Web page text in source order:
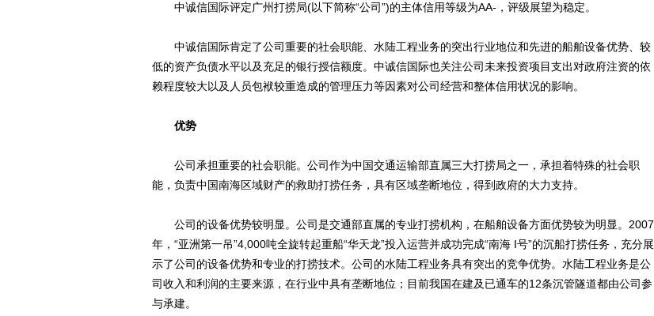
中诚信国际评定广州打捞局(以下简称“公司”)的主体信用等级为AA-，评级展望为稳定。
中诚信国际肯定了公司重要的社会职能、水陆工程业务的突出行业地位和先进的船舶设备优势、较
低的资产负债水平以及充足的银行授信额度。中诚信国际也关注公司未来投资项目支出对政府注资的依
赖程度较大以及人员包袱较重造成的管理压力等因素对公司经营和整体信用状况的影响。
优势
公司承担重要的社会职能。公司作为中国交通运输部直属三大打捞局之一，承担着特殊的社会职
能，负责中国南海区域财产的救助打捞任务，具有区域垄断地位，得到政府的大力支持。
公司的设备优势较明显。公司是交通部直属的专业打捞机构，在船舶设备方面优势较为明显。2007
年，“亚洲第一吊”4,000吨全旋转起重船“华天龙”投入运营并成功完成“南海 I号”的沉船打捞任务，充分展
示了公司的设备优势和专业的打捞技术。公司的水陆工程业务具有突出的竞争优势。水陆工程业务是公
司收入和利润的主要来源，在行业中具有垄断地位；目前我国在建及已通车的12条沉管隧道都由公司参
与承建。